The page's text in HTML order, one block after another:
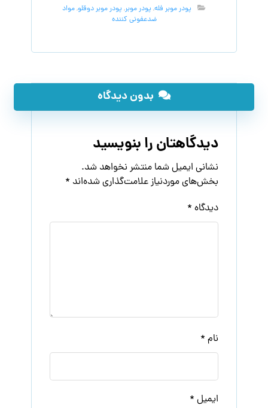
پودر موبر فله, پودر موبر, پودر موبر دوقلو,مواد
ضدعفونی کننده
بدون دیدگاه
دیدگاهتان را بنویسید
نشانی ایمیل شما منتشر نخواهد شد.
بخش‌های موردنیاز علامت‌گذاری شده‌اند *
دیدگاه *
نام *
ایمیل *